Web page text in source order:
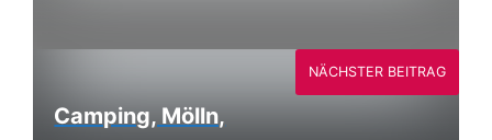
Camping, Mölln,
NÄCHSTER BEITRAG